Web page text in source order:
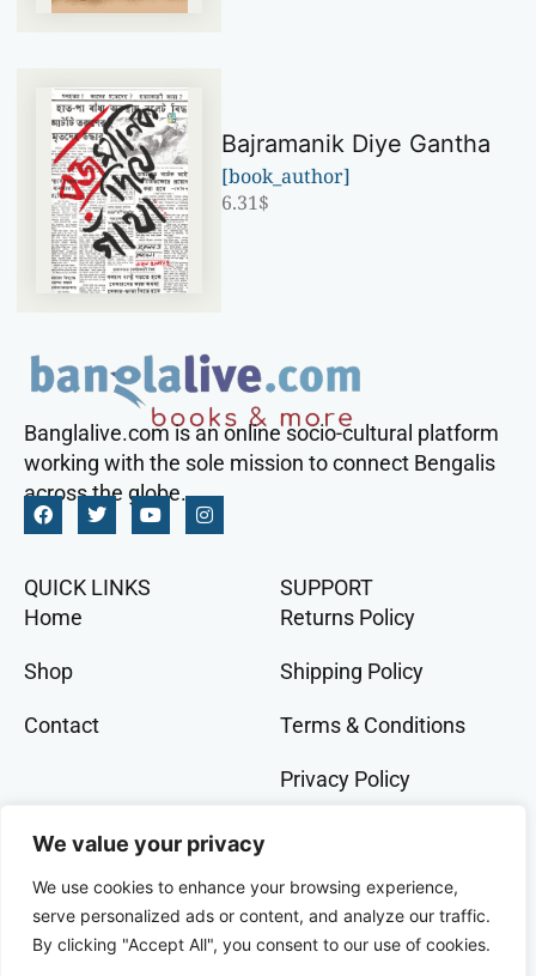
We value your privacy
We use cookies to enhance your browsing experience,
serve personalized ads or content, and analyze our traffic.
By clicking "Accept All", you consent to our use of cookies.
Bajramanik Diye Gantha
[book_author]
6.31$
Banglalive.com is an online socio-cultural platform
working with the sole mission to connect Bengalis
across the globe.
QUICK LINKS
Home
Shop
Contact
SUPPORT
Returns Policy
Shipping Policy
Terms & Conditions
Privacy Policy
GET IN TOCH
+91 9073 228 386
banglalivestore@gmail.com
9B, Wood Street, Kolkata, West Bengal, 700016,